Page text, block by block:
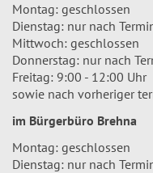
Montag: geschlossen
Dienstag: nur nach
Mittwoch: geschlossen
Donnerstag: nur nach
Freitag: 9:00 - 12:00 Uhr
sowie nach vorheriger
im Bürgerbüro Brehna
Montag: geschlossen
Dienstag: nur nach